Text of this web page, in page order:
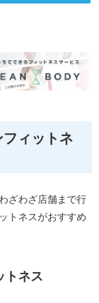
ィットネ
ざわざ店舗まで行
トネスがおすすめ
トネス